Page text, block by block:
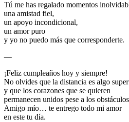
Tú me has regalado momentos
una amistad fiel,
un apoyo incondicional,
un amor puro
y yo no puedo más que corresponderte.
—
¡Feliz cumpleaños hoy y siempre!
No olvides que la distancia es algo
y que los corazones que se quieren
permanecen unidos pese a los
Amigo mío… te entrego todo mi amor
en este tu día.